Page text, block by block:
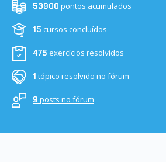
53900 pontos acumulados
15 cursos concluídos
475 exercícios resolvidos
1 tópico resolvido no fórum
9 posts no fórum